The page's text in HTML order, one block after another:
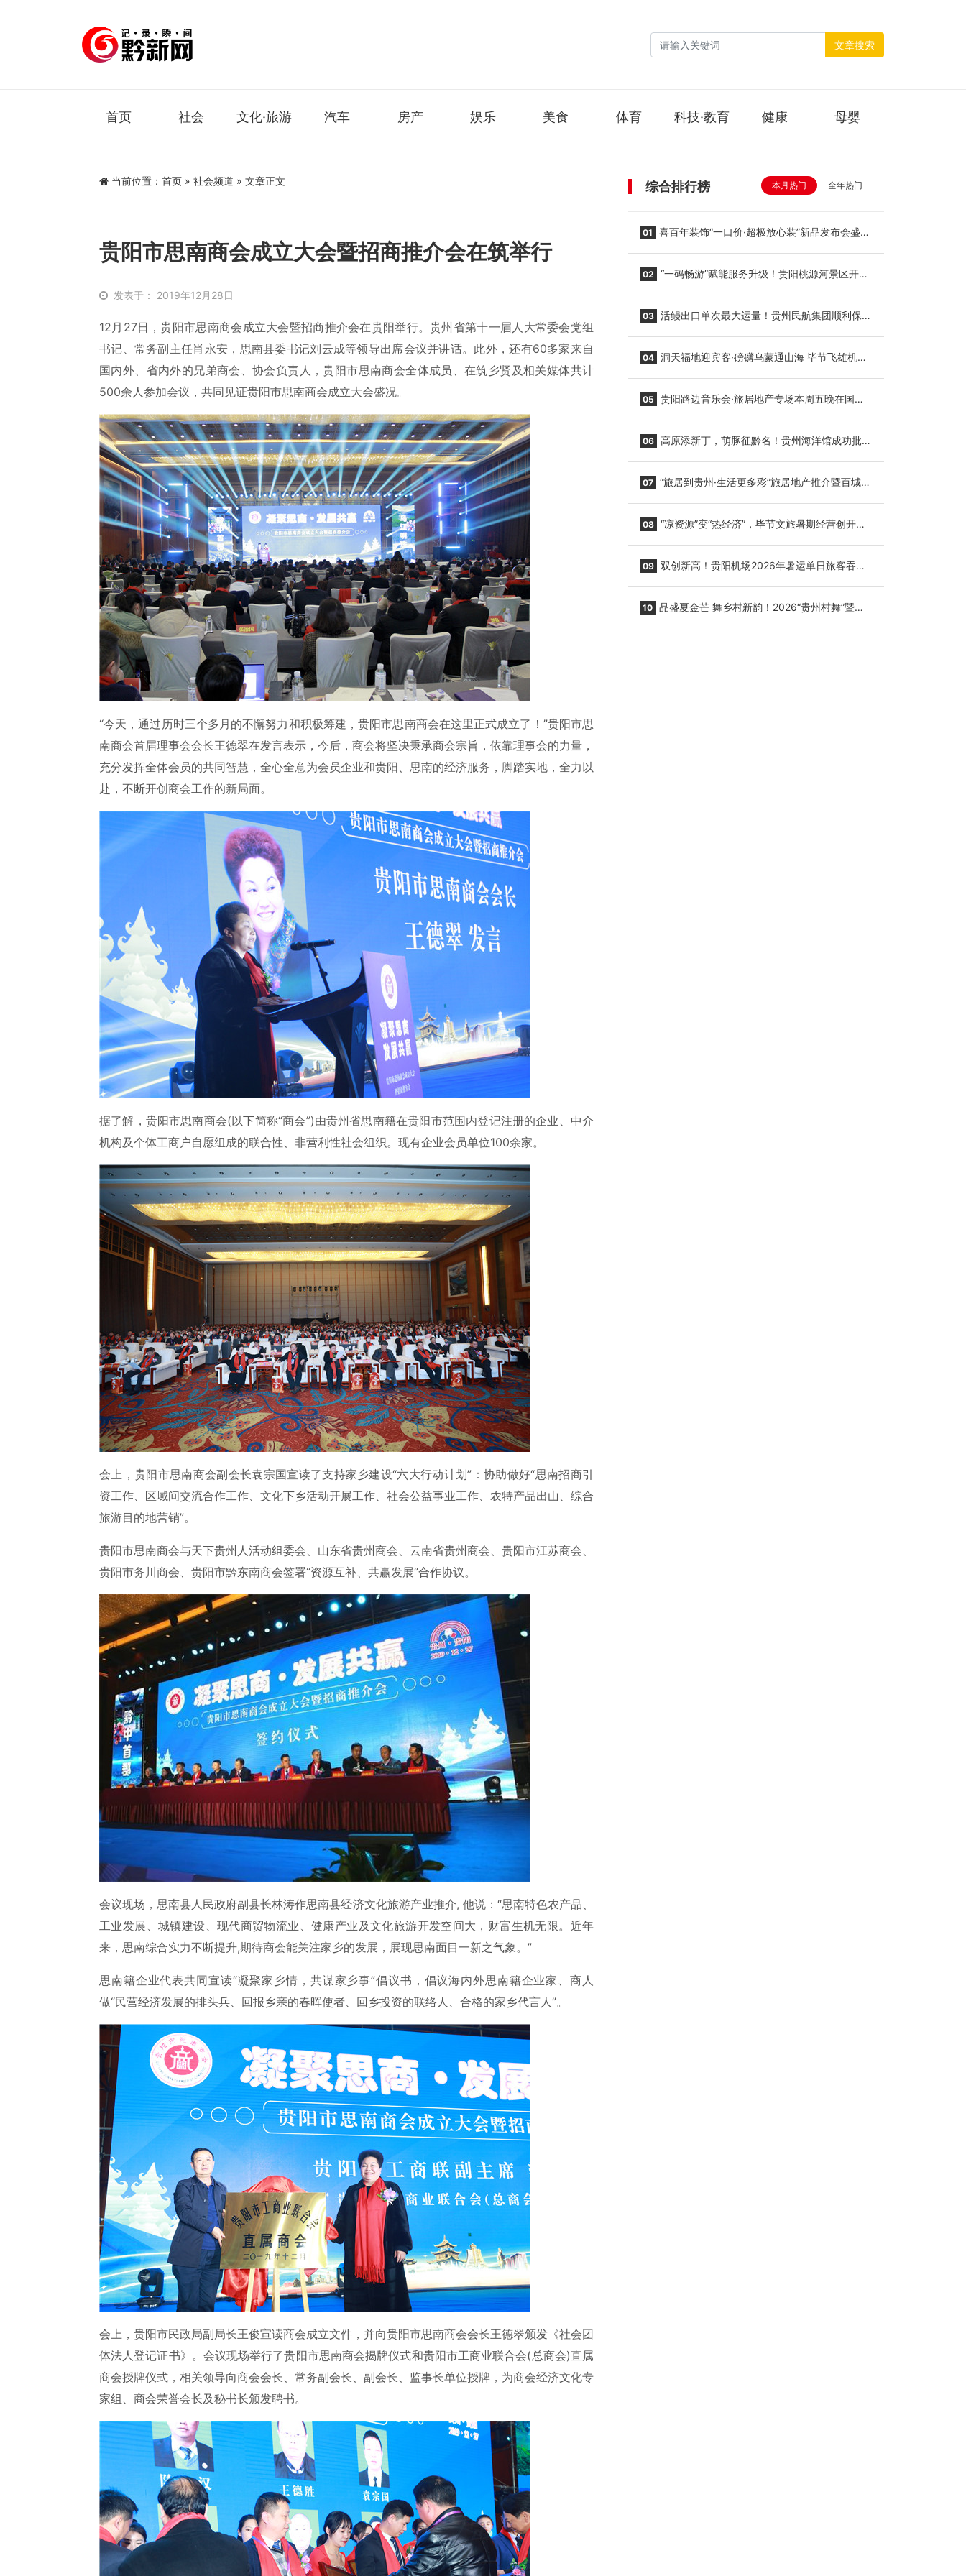
文章搜索
首页 社会 文化·旅游 汽车 房产 娱乐 美食 体育 科技·教育 健康 母婴
当前位置： 首页 » 社会频道 » 文章正文
贵阳市思南商会成立大会暨招商推介会在筑举行
发表于： 2019年12月28日
12月27日，贵阳市思南商会成立大会暨招商推介会在贵阳举行。贵州省第十一届人大常委会党组
书记、常务副主任肖永安，思南县委书记刘云成等领导出席会议并讲话。此外，还有60多家来自
国内外、省内外的兄弟商会、协会负责人，贵阳市思南商会全体成员、在筑乡贤及相关媒体共计
500余人参加会议，共同见证贵阳市思南商会成立大会盛况。
“今天，通过历时三个多月的不懈努力和积极筹建，贵阳市思南商会在这里正式成立了！”贵阳市思
南商会首届理事会会长王德翠在发言表示，今后，商会将坚决秉承商会宗旨，依靠理事会的力量，
充分发挥全体会员的共同智慧，全心全意为会员企业和贵阳、思南的经济服务，脚踏实地，全力以
赴，不断开创商会工作的新局面。
据了解，贵阳市思南商会(以下简称“商会”)由贵州省思南籍在贵阳市范围内登记注册的企业、中介
机构及个体工商户自愿组成的联合性、非营利性社会组织。现有企业会员单位100余家。
会上，贵阳市思南商会副会长袁宗国宣读了支持家乡建设“六大行动计划”：协助做好“思南招商引
资工作、区域间交流合作工作、文化下乡活动开展工作、社会公益事业工作、农特产品出山、综合
旅游目的地营销”。
贵阳市思南商会与天下贵州人活动组委会、山东省贵州商会、云南省贵州商会、贵阳市江苏商会、
贵阳市务川商会、贵阳市黔东南商会签署“资源互补、共赢发展”合作协议。
会议现场，思南县人民政府副县长林涛作思南县经济文化旅游产业推介, 他说：“思南特色农产品、
工业发展、城镇建设、现代商贸物流业、健康产业及文化旅游开发空间大，财富生机无限。近年
来，思南综合实力不断提升,期待商会能关注家乡的发展，展现思南面目一新之气象。”
思南籍企业代表共同宣读“凝聚家乡情，共谋家乡事”倡议书，倡议海内外思南籍企业家、商人
做“民营经济发展的排头兵、回报乡亲的春晖使者、回乡投资的联络人、合格的家乡代言人”。
会上，贵阳市民政局副局长王俊宣读商会成立文件，并向贵阳市思南商会会长王德翠颁发《社会团
体法人登记证书》。会议现场举行了贵阳市思南商会揭牌仪式和贵阳市工商业联合会(总商会)直属
商会授牌仪式，相关领导向商会会长、常务副会长、副会长、监事长单位授牌，为商会经济文化专
家组、商会荣誉会长及秘书长颁发聘书。
综合排行榜 本月热门 全年热门
01 喜百年装饰“一口价·超极放心装”新品发布会盛大
02 “一码畅游”赋能服务升级！贵阳桃源河景区开
03 活鳗出口单次最大运量！贵州民航集团顺利保障
04 洞天福地迎宾客·磅礴乌蒙通山海 毕节飞雄机场
05 贵阳路边音乐会·旅居地产专场本周五晚在国际
06 高原添新丁，萌豚征黔名！贵州海洋馆成功批量
07 “旅居到贵州·生活更多彩”旅居地产推介暨百城千
08 “凉资源”变“热经济”，毕节文旅暑期经营创开门
09 双创新高！贵阳机场2026年暑运单日旅客吞吐
10 品盛夏金芒 舞乡村新韵！2026“贵州村舞”暨望